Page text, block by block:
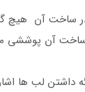
آن هیچ
آن
لب ها